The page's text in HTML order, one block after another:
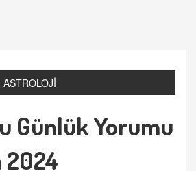
ASTROLOJİ
Günlük Yorumu
2024